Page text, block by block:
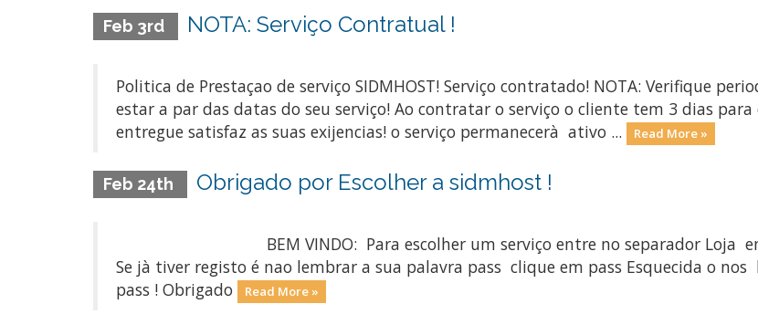
Feb 3rd NOTA: Serviço Contratual !
Politica de Prestaçao de serviço SIDMHOST! Serviço contratado! NOTA: Verifique
estar a par das datas do seu serviço! Ao contratar o serviço o cliente tem 3 dias
entregue satisfaz as suas exijencias! o serviço permanecerà ativo ...
Read More »
Feb 24th Obrigado por Escolher a sidmhost !
BEM VINDO: Para escolher um serviço entre no separador Loja em
Se jà tiver registo é nao lembrar a sua palavra pass clique em pass Esquecida o
pass ! Obrigado
Read More »